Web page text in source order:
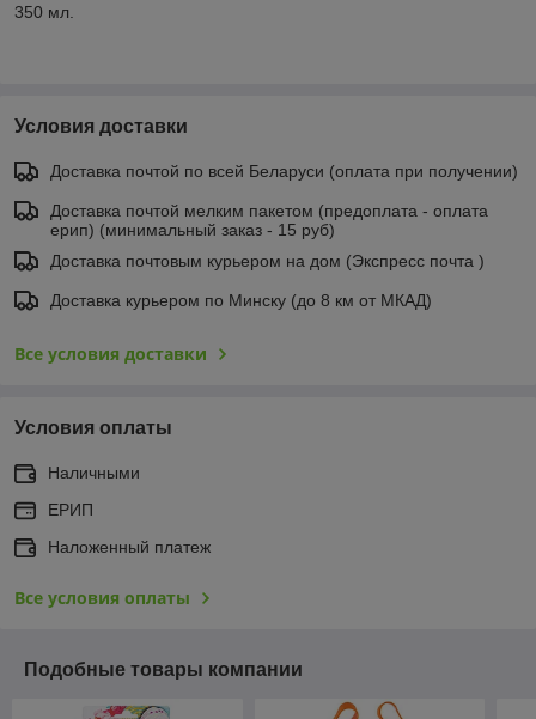
350 мл.
Условия доставки
Доставка почтой по всей Беларуси (оплата при получении)
Доставка почтой мелким пакетом (предоплата - оплата
ерип) (минимальный заказ - 15 руб)
Доставка почтовым курьером на дом (Экспресс почта )
Доставка курьером по Минску (до 8 км от МКАД)
Все условия доставки
Условия оплаты
Наличными
ЕРИП
Наложенный платеж
Все условия оплаты
Подобные товары компании